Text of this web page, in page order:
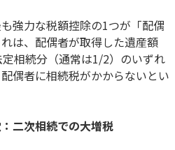
強力な税額控除の1つが「配偶
は、配偶者が取得した遺産額
相続分（通常は1/2）のいずれ
偶者に相続税がかからないとい
二次相続での大増税